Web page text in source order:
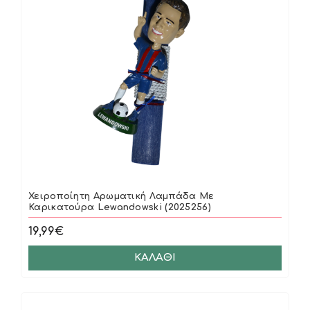
Χειροποίητη Αρωματική Λαμπάδα Με
Καρικατούρα Lewandowski (2025256)
19,99€
ΚΑΛΆΘΙ